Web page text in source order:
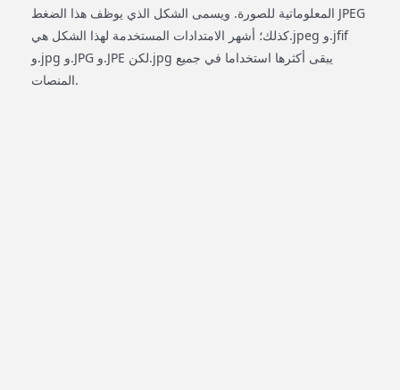
المعلوماتية للصورة. ويسمى الشكل الذي يوظف هذا الضغط JPEG
كذلك؛ أشهر الامتدادات المستخدمة لهذا الشكل هي.jpeg و.jfif
و.jpg و.JPG و.JPE لكن.jpg يبقى أكثرها استخداما في جميع
المنصات.